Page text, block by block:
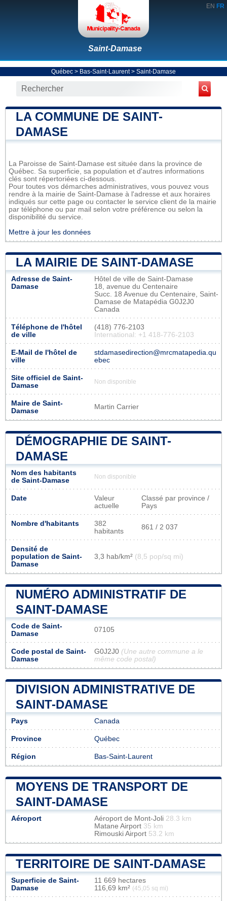
EN FR
Saint-Damase
Québec > Bas-Saint-Laurent> Saint-Damase
LA COMMUNE DE SAINT-
DAMASE
La Paroisse de Saint-Damase est située dans la province de
Québec. Sa superficie, sa population et d'autres informations
clés sont répertoriées ci-dessous.
Pour toutes vos démarches administratives, vous pouvez vous
rendre à la mairie de Saint-Damase à l'adresse et aux horaires
indiqués sur cette page ou contacter le service client de la mairie
par téléphone ou par mail selon votre préférence ou selon la
disponibilité du service.
Mettre à jour les données
LA MAIRIE DE SAINT-DAMASE
Adresse de Saint-
Damase
Hôtel de ville de Saint-Damase
18, avenue du Centenaire
Succ. 18 Avenue du Centenaire, Saint-
Damase de Matapédia G0J2J0
Canada
Téléphone de l'hôtel
de ville
(418) 776-2103
International: +1 418-776-2103
E-Mail de l'hôtel de
ville
stdamasedirection@mrcmatapedia.qu
ebec
Site officiel de Saint-
Damase
Non disponible
Maire de Saint-
Damase
Martin Carrier
DÉMOGRAPHIE DE SAINT-
DAMASE
Nom des habitants
de Saint-Damase
Non disponible
Date
Valeur
actuelle
Classé par province /
Pays
Nombre d'habitants
382
habitants
861 / 2 037
Densité de
population de Saint-
Damase
3,3 hab/km² (8,5 pop/sq mi)
NUMÉRO ADMINISTRATIF DE
SAINT-DAMASE
Code de Saint-
Damase
07105
Code postal de Saint-
Damase
G0J2J0 (Une autre commune a le
même code postal)
DIVISION ADMINISTRATIVE DE
SAINT-DAMASE
Pays Canada
Province Québec
Région Bas-Saint-Laurent
MOYENS DE TRANSPORT DE
SAINT-DAMASE
Aéroport Aéroport de Mont-Joli 28.3 km
Matane Airport 35 km
Rimouski Airport 53.2 km
TERRITOIRE DE SAINT-DAMASE
Superficie de Saint-
Damase
11 669 hectares
116,69 km² (45,05 sq mi)